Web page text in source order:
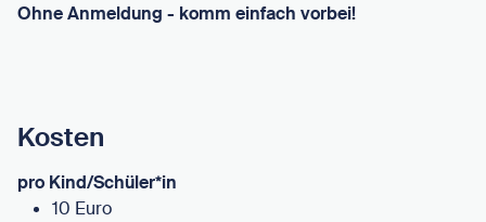
Ohne Anmeldung - komm einfach vorbei!
Kosten
pro Kind/Schüler*in
10 Euro